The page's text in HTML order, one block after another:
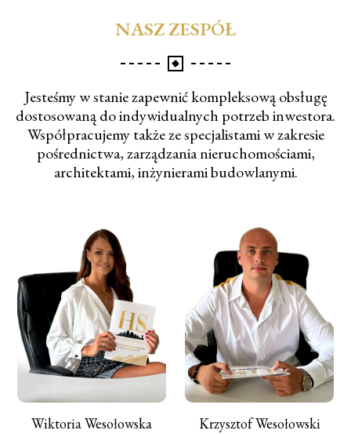
NASZ ZESPÓŁ
Jesteśmy w stanie zapewnić kompleksową obsługę
dostosowaną do indywidualnych potrzeb inwestora.
Współpracujemy także ze specjalistami w zakresie
pośrednictwa, zarządzania nieruchomościami,
architektami, inżynierami budowlanymi.
Wiktoria Wesołowska Krzysztof Wesołowski